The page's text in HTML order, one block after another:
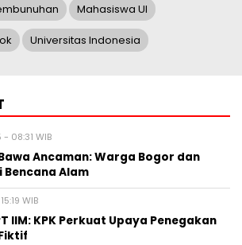
Mahasiswa UI
Universitas Indonesia
08:31 WIB
Ancaman: Warga Bogor dan
Alam
WIB
IIM: KPK Perkuat Upaya Penegakan